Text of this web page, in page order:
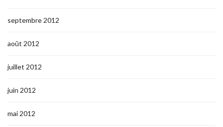
septembre 2012
août 2012
juillet 2012
juin 2012
mai 2012